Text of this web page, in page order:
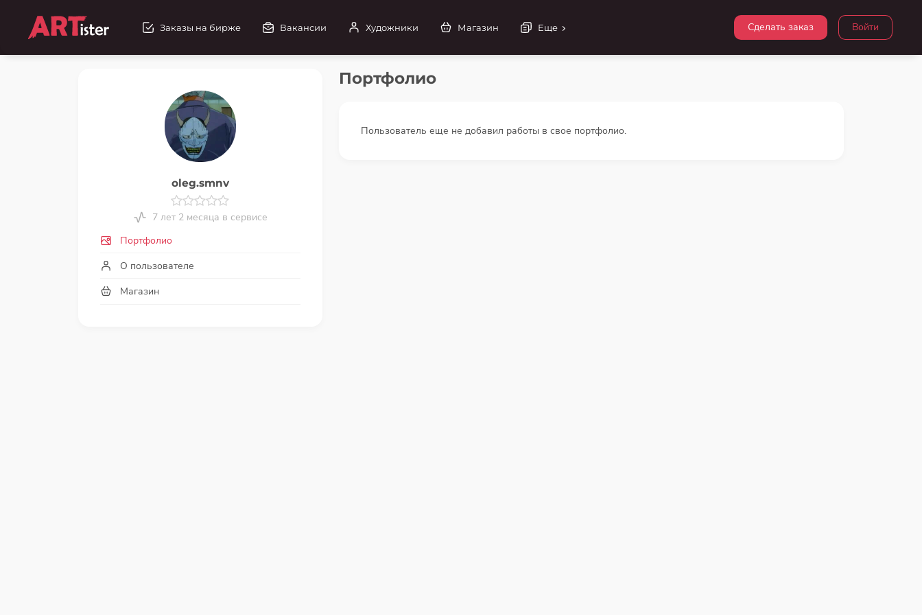
Войти
Сделать заказ
Заказы на бирже Вакансии Художники Магазин Еще
oleg.smnv
7 лет 2 месяца в сервисе
Портфолио
О пользователе
Магазин
Портфолио
Пользователь еще не добавил работы в свое портфолио.